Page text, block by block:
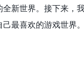
新世界。接下来，
最喜欢的游戏世界。